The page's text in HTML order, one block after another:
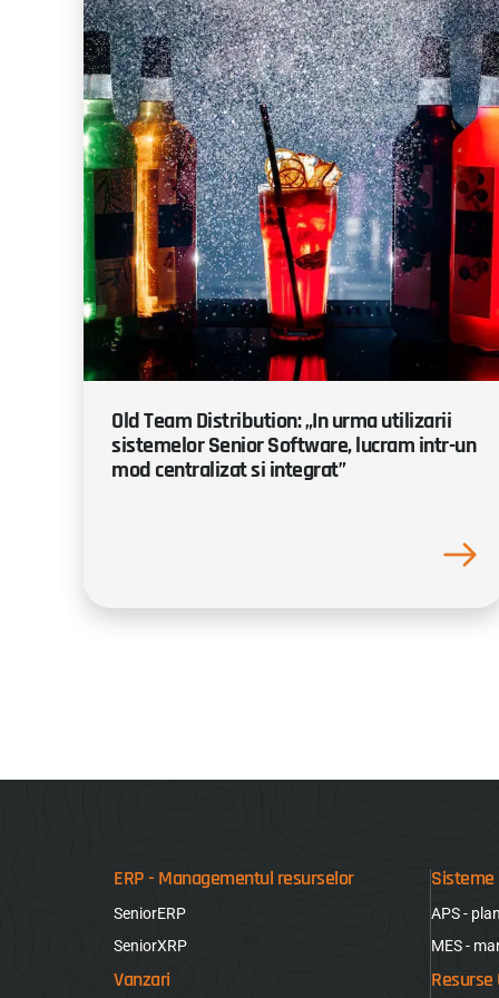
Old Team Distribution: „In urma utilizarii
sistemelor Senior Software, lucram intr-un
mod centralizat si integrat”
ERP - Managementul resurselor
SeniorERP
SeniorXRP
Vanzari
Sisteme
APS -
MES -
Resurse